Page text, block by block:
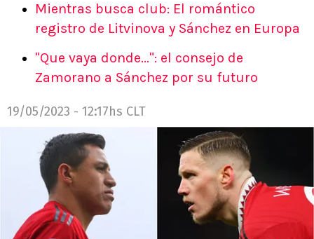
Mientras busca club: El romántico
registro de Litvinova y Sánchez en Europa
"Que vaya donde...": el consejo de
Zamorano a Sánchez por su futuro
19/05/2023 - 12:17hs CLT